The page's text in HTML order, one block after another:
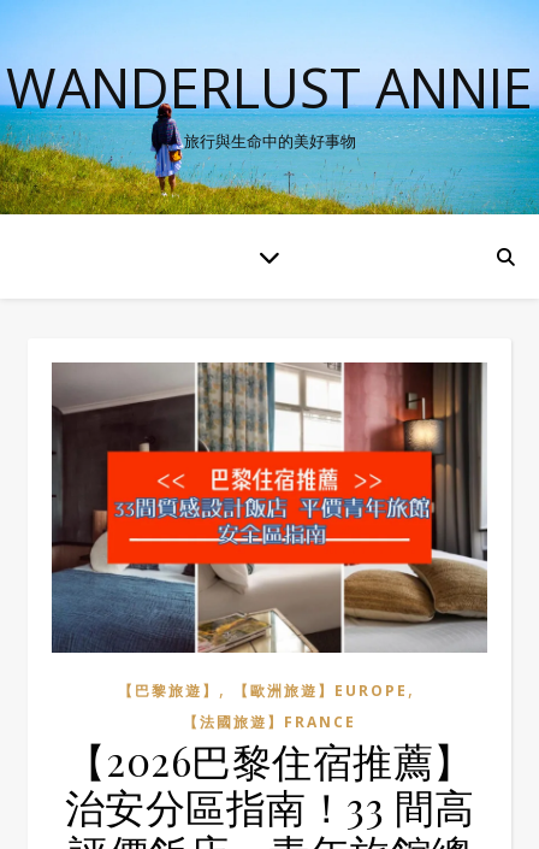
WANDERLUST ANNIE
旅行與生命中的美好事物
【巴黎旅遊】 , 【歐洲旅遊】EUROPE ,
【法國旅遊】FRANCE
【2026巴黎住宿推薦】
治安分區指南！33 間高